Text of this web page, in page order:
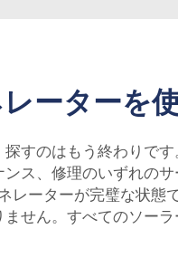
ーターを
すのはもう終わりです
ス、修理のいずれの
レーターが完璧な状態
せん。すべてのソー